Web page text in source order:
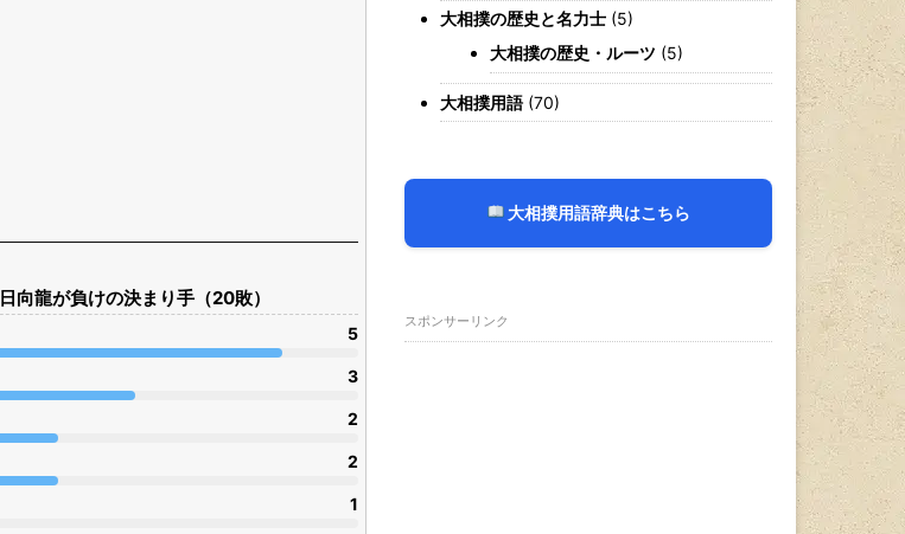
日向龍が負けの決まり手（20敗）
5
3
2
2
1
大相撲の歴史と名力士 (5)
大相撲の歴史・ルーツ (5)
大相撲用語 (70)
大相撲用語辞典はこちら
スポンサーリンク